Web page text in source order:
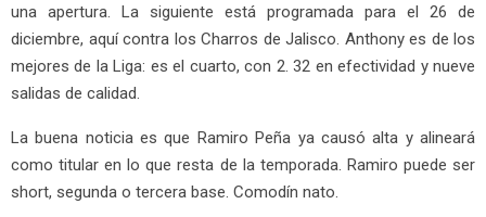
una apertura. La siguiente está programada para el 26 de
diciembre, aquí contra los Charros de Jalisco. Anthony es de los
mejores de la Liga: es el cuarto, con 2. 32 en efectividad y nueve
salidas de calidad.
La buena noticia es que Ramiro Peña ya causó alta y alineará
como titular en lo que resta de la temporada. Ramiro puede ser
short, segunda o tercera base. Comodín nato.